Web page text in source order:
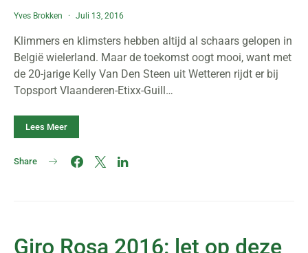
Yves Brokken Juli 13, 2016
Klimmers en klimsters hebben altijd al schaars gelopen in
België wielerland. Maar de toekomst oogt mooi, want met
de 20-jarige Kelly Van Den Steen uit Wetteren rijdt er bij
Topsport Vlaanderen-Etixx-Guill…
Lees Meer
Share
Giro Rosa 2016: let op deze